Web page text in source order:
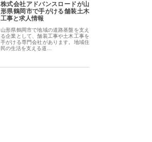
株式会社アドバンスロードが山
形県鶴岡市で手がける舗装土木
工事と求人情報
山形県鶴岡市で地域の道路基盤を支え
る企業として、舗装工事や土木工事を
手がける専門会社があります。地域住
民の生活を支える道…